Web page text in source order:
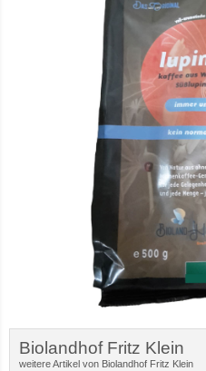
Biolandhof Fritz Klein
weitere Artikel von Biolandhof Fritz Klein